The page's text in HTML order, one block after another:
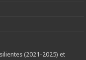
(2021-2025) et